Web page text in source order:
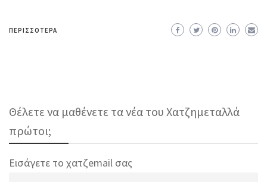
ΠΕΡΙΣΣΌΤΕΡΑ
Θέλετε να μαθένετε τα νέα του Χατζημεταλλά
πρώτοι;
Εισάγετε το χατζemail σας